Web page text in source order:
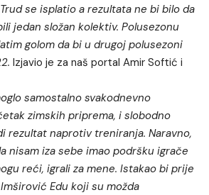
se isplatio a rezultata ne bi bilo da
jedan složan kolektiv. Polusezonu
golom da bi u drugoj polusezoni
Izjavio je za naš portal Amir Softić i
samostalno svakodnevno
zimskih priprema, i slobodno
rezultat naprotiv treniranja. Naravno,
nisam iza sebe imao podršku igrače
reći, igrali za mene. Istakao bi prije
Edu koji su možda